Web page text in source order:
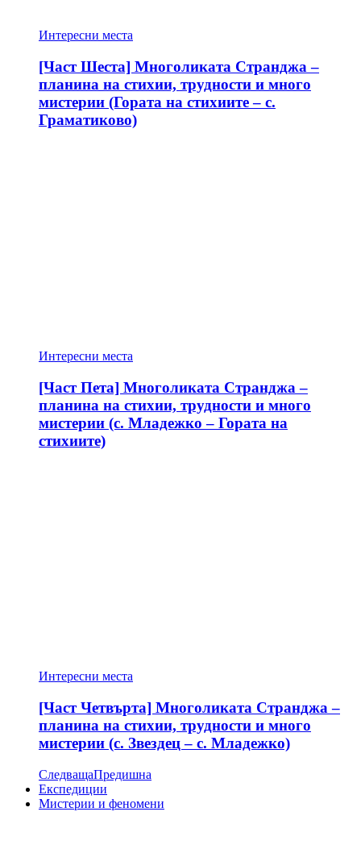
Интересни места
[Част Шеста] Многоликата Странджа –
планина на стихии, трудности и много
мистерии (Гората на стихиите – с.
Граматиково)
Интересни места
[Част Пета] Многоликата Странджа –
планина на стихии, трудности и много
мистерии (с. Младежко – Гората на
стихиите)
Интересни места
[Част Четвърта] Многоликата Странджа –
планина на стихии, трудности и много
мистерии (с. Звездец – с. Младежко)
СледващаПредишна
Експедиции
Мистерии и феномени